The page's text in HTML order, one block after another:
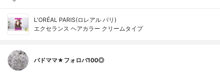
L'ORÉAL PARIS(ロレアル パリ)
エクセランス ヘアカラー クリームタイプ
バドママ★フォロバ100◎